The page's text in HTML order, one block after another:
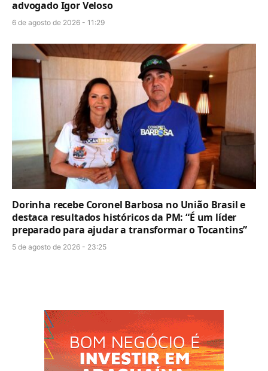
advogado Igor Veloso
6 de agosto de 2026 - 11:29
Dorinha recebe Coronel Barbosa no União Brasil e
destaca resultados históricos da PM: “É um líder
preparado para ajudar a transformar o Tocantins”
5 de agosto de 2026 - 23:25